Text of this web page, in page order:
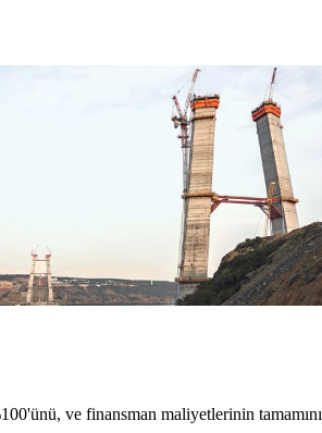
ve finansman maliyetlerinin tamamını